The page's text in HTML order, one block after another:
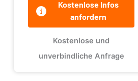
Kostenlose Infos
anfordern
Kostenlose und
unverbindliche Anfrage